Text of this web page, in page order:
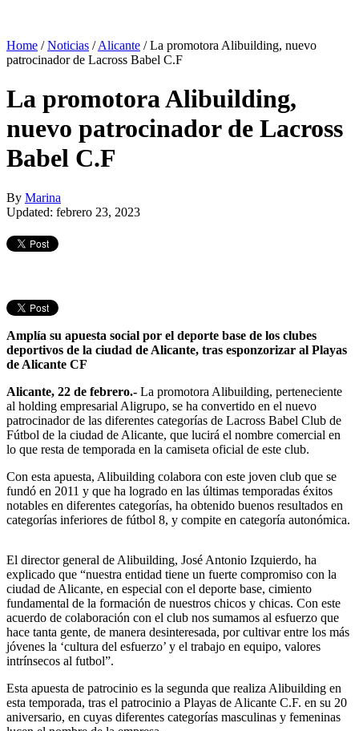
Home /Noticias /Alicante /La promotora Alibuilding, nuevo
patrocinador de Lacross Babel C.F
La promotora Alibuilding,
nuevo patrocinador de Lacross
Babel C.F
By Marina
Updated: febrero 23, 2023
Amplía su apuesta social por el deporte base de los clubes
deportivos de la ciudad de Alicante, tras esponzorizar al Playas
de Alicante CF
Alicante, 22 de febrero.- La promotora Alibuilding, perteneciente
al holding empresarial Aligrupo, se ha convertido en el nuevo
patrocinador de las diferentes categorías de Lacross Babel Club de
Fútbol de la ciudad de Alicante, que lucirá el nombre comercial en
lo que resta de temporada en la camiseta oficial de este club.
Con esta apuesta, Alibuilding colabora con este joven club que se
fundó en 2011 y que ha logrado en las últimas temporadas éxitos
notables en diferentes categorías, ha obtenido buenos resultados en
categorías inferiores de fútbol 8, y compite en categoría autonómica.
El director general de Alibuilding, José Antonio Izquierdo, ha
explicado que “nuestra entidad tiene un fuerte compromiso con la
ciudad de Alicante, en especial con el deporte base, cimiento
fundamental de la formación de nuestros chicos y chicas. Con este
acuerdo de colaboración con el club nos sumamos al esfuerzo que
hace tanta gente, de manera desinteresada, por cultivar entre los más
jóvenes la ‘cultura del esfuerzo’ y el trabajo en equipo, valores
intrínsecos al futbol”.
Esta apuesta de patrocinio es la segunda que realiza Alibuilding en
esta temporada, tras el patrocinio a Playas de Alicante C.F. en su 20
aniversario, en cuyas diferentes categorías masculinas y femeninas